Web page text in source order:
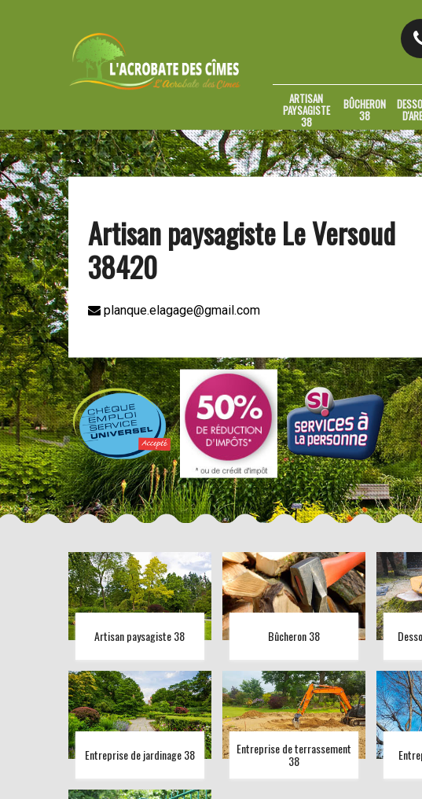
ARTISAN
PAYSAGISTE
38
BÛCHERON
38
Artisan paysagiste Le Versoud
38420
planque.elagage@gmail.com
Artisan paysagiste 38 Bûcheron 38
Entreprise de jardinage 38 Entreprise de terrassement
38